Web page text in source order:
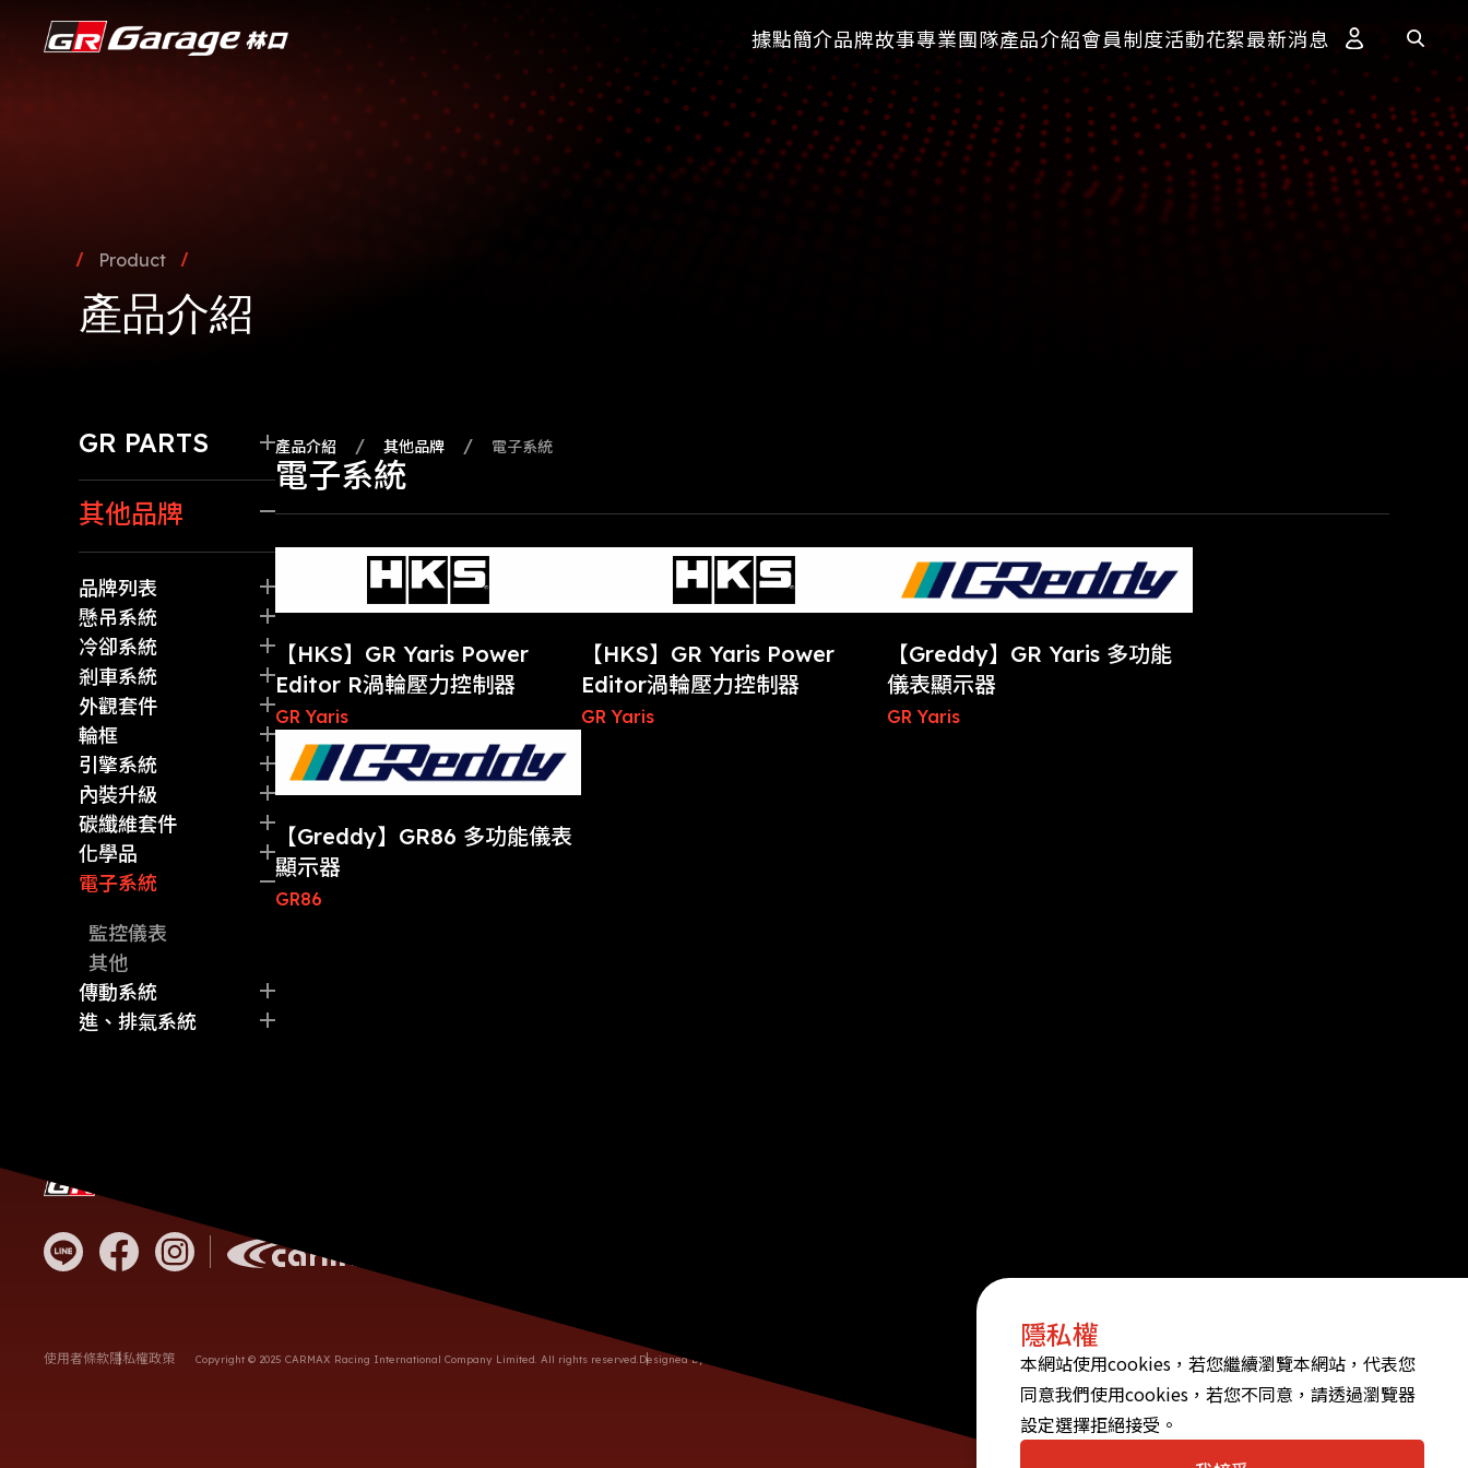
據點簡介品牌故事專業團隊產品介紹會員制度活動花絮最新消息
Product
產品介紹
GR PARTS
懸吊系統
外觀套件
剎車系統
內裝升級
碳纖維套件
化學品
其他品牌
品牌列表
Akrapovic
BFM Performance
Michelin
ADRO
Armaspeed
Blitz
BRIDE
BRIDGESTONE
CPM
CUSCO
ENKEI
Eventuri
Fi Exhaust
FUJITSUBO
Mobil 1
MODELLISTA
MST
Project Mu
懸吊系統
避震器
拉桿
彈簧
其他
冷卻系統
水箱
中冷
油冷
水管
其他
剎車系統
碟盤
卡鉗
來令片
剎車油管
其他
外觀套件
前/後包圍
側裙
尾翼
其他
輪框
輪胎
鋁圈
其他
引擎系統
洩壓閥
機油芯
火星塞
強化皮帶
內裝升級
賽車椅
方向盤
排檔
碳纖維套件
其他
化學品
剎車油
差速油
齒輪油
其他
電子系統
監控儀表
其他
傳動系統
離合器
進、排氣系統
產品介紹 其他品牌 電子系統
電子系統
【HKS】GR Yaris Power
Editor R渦輪壓力控制器
GR Yaris
【HKS】GR Yaris Power
Editor渦輪壓力控制器
GR Yaris
【Greddy】GR Yaris 多功能
儀表顯示器
GR Yaris
【Greddy】GR86 多功能儀表
顯示器
GR86
使用者條款隱私權政策 Copyright © 2025 CARMAX Racing International Company Limited. All rights reserved. Designed by M.A.K.
隱私權
本網站使用cookies，若您繼續瀏覽本網站，代表您
同意我們使用cookies，若您不同意，請透過瀏覽器
設定選擇拒絕接受。